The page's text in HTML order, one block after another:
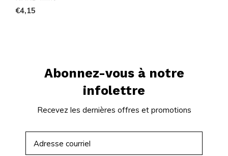
€4,15
Abonnez-vous à notre
infolettre
Recevez les dernières offres et promotions